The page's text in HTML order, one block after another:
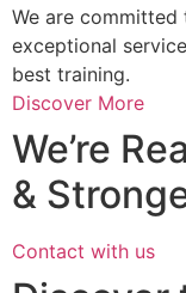
Agency
We are
exceptional
best training.